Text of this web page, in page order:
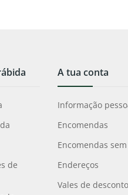
de
A tua conta
Informação
Encomendas
Encomendas
Endereços
Vales de desconto